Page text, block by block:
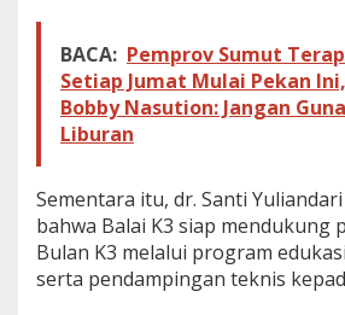
BACA: Pemprov Sumut
Setiap Jumat Mulai Pekan
Bobby Nasution: Jangan
Liburan
Sementara itu, dr. Santi
bahwa Balai K3 siap mendukung
Bulan K3 melalui program
serta pendampingan teknis